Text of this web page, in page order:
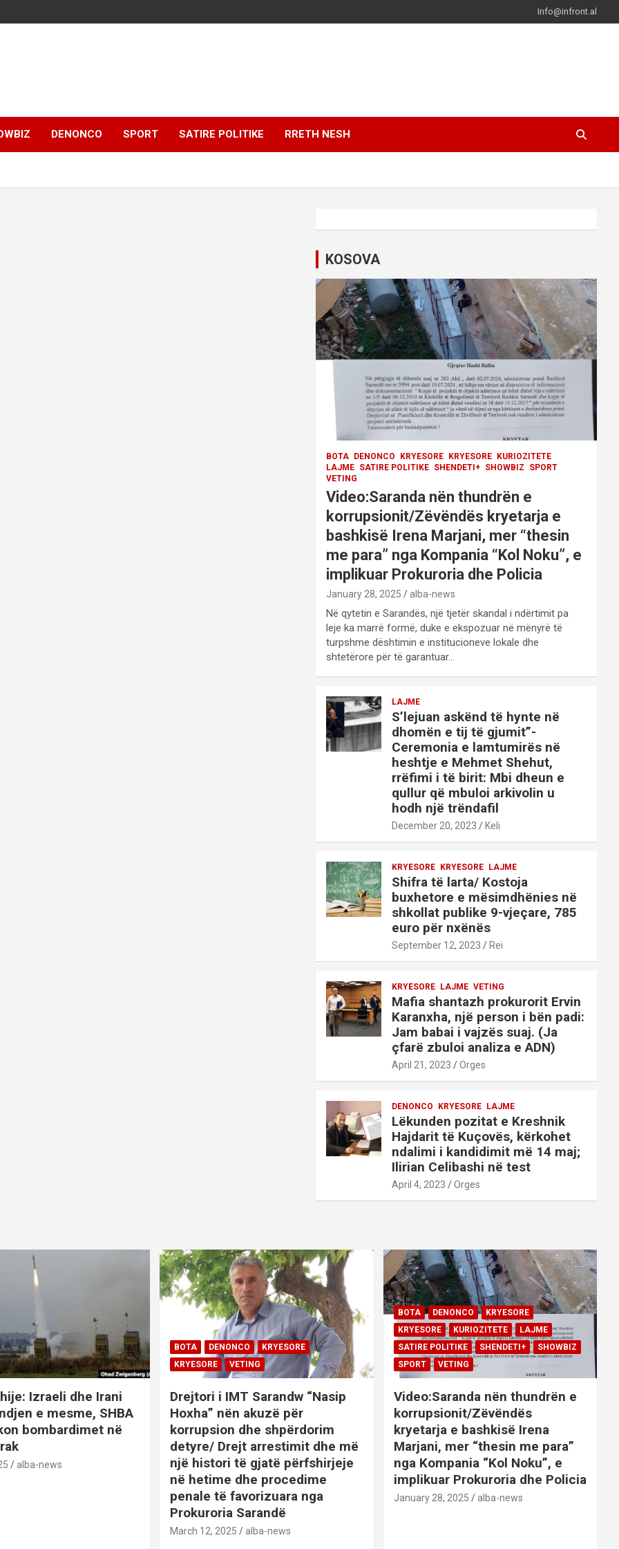
Info@infront.al
DENONCO SPORT SATIRE POLITIKE RRETH NESH
KOSOVA
BOTA DENONCO KRYESORE KRYESORE
KURIOZITETE
LAJME SATIRE POLITIKE SHENDETI+ SHOWBIZ
SPORT
VETING
Video:Saranda nën thundrën e
korrupsionit/Zëvëndës kryetarja e
bashkisë Irena Marjani, mer “thesin
me para” nga Kompania “Kol Noku”, e
implikuar Prokuroria dhe Policia
January 28, 2025 alba-news
Në qytetin e Sarandës, një tjetër skandal i ndërtimit pa
leje ka marrë formë, duke e ekspozuar në mënyrë të
turpshme dështimin e institucioneve lokale dhe
shtetërore për të garantuar…
LAJME
S’lejuan askënd të hynte në
dhomën e tij të gjumit”-
Ceremonia e lamtumirës në
heshtje e Mehmet Shehut,
rrëfimi i të birit: Mbi dheun e
qullur që mbuloi arkivolin u
hodh një trëndafil
December 20, 2023 Keli
KRYESORE KRYESORE LAJME
Shifra të larta/ Kostoja
buxhetore e mësimdhënies në
shkollat publike 9-vjeçare, 785
euro për nxënës
September 12, 2023 Rei
KRYESORE LAJME VETING
Mafia shantazh prokurorit Ervin
Karanxha, një person i bën padi:
Jam babai i vajzës suaj. (Ja
çfarë zbuloi analiza e ADN)
April 21, 2023 Orges
DENONCO KRYESORE LAJME
Lëkunden pozitat e Kreshnik
Hajdarit të Kuçovës, kërkohet
ndalimi i kandidimit më 14 maj;
Ilirian Celibashi në test
April 4, 2023 Orges
Izraeli dhe Irani
e mesme, SHBA
bombardimet në
alba-news
BOTA DENONCO
KRYESORE
KRYESORE
VETING
Drejtori i IMT Sarandw “Nasip
Hoxha” nën akuzë për
korrupsion dhe shpërdorim
detyre/ Drejt arrestimit dhe më
një histori të gjatë përfshirjeje
në hetime dhe procedime
penale të favorizuara nga
Prokuroria Sarandë
March 12, 2025 alba-news
BOTA DENONCO
KRYESORE
KRYESORE
KURIOZITETE
LAJME
SATIRE POLITIKE
SHENDETI+
SHOWBIZ
SPORT
VETING
Video:Saranda nën thundrën e
korrupsionit/Zëvëndës
kryetarja e bashkisë Irena
Marjani, mer “thesin me para”
nga Kompania “Kol Noku”, e
implikuar Prokuroria dhe Policia
January 28, 2025 alba-news
BOTA DENONCO
KRYESORE